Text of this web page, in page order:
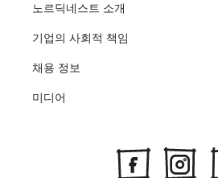
노르딕네스트 소개
기업의 사회적 책임
채용 정보
미디어